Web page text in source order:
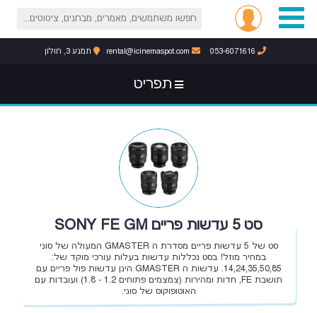
תמנע 3, חולון
תפריט
סט 5 עדשות פריים SONY FE GM
סט של 5 עדשות פריים מסדרת ה GMASTER המעולה של סוני
במחיר מוזל! בסט נכללות עדשות בעלות עורכי מוקד של:
14,24,35,50,85. עדשות ה GMASTER הינן עדשות פול פריים עם
תושבת FE, חדות ומהירות (צמצמים פתוחים 1.2 - 1.8) ועובדות עם
האוטופוקוס של סוני.